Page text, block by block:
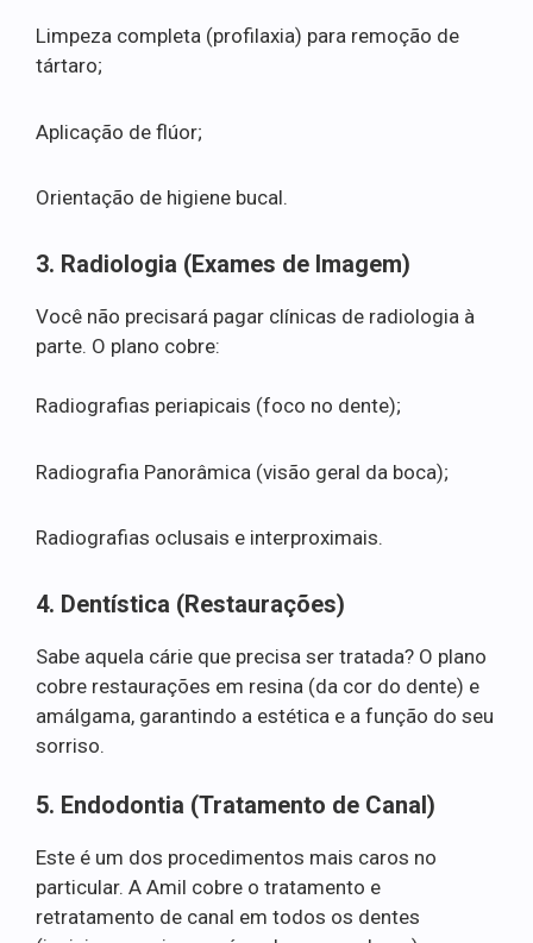
Limpeza completa (profilaxia) para remoção de
tártaro;
Aplicação de flúor;
Orientação de higiene bucal.
3. Radiologia (Exames de Imagem)
Você não precisará pagar clínicas de radiologia à
parte. O plano cobre:
Radiografias periapicais (foco no dente);
Radiografia Panorâmica (visão geral da boca);
Radiografias oclusais e interproximais.
4. Dentística (Restaurações)
Sabe aquela cárie que precisa ser tratada? O plano
cobre restaurações em resina (da cor do dente) e
amálgama, garantindo a estética e a função do seu
sorriso.
5. Endodontia (Tratamento de Canal)
Este é um dos procedimentos mais caros no
particular. A Amil cobre o tratamento e
retratamento de canal em todos os dentes